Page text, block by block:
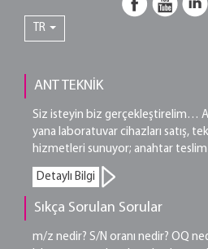
TR
ANT TEKNİK
Siz isteyin biz gerçekleştirelim…
yana laboratuvar cihazları satış,
hizmetleri sunuyor; anahtar
Detaylı Bilgi
Sıkça Sorulan Sorular
m/z nedir? S/N oranı nedir? OQ